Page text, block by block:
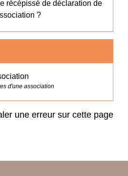
récépissé de déclaration de
?
d'une association
une erreur sur cette page